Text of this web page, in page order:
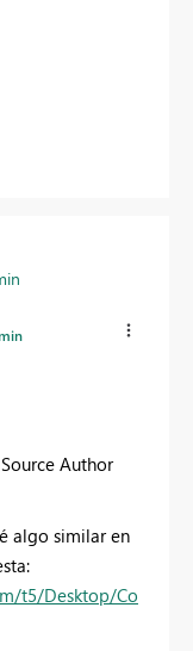
Author
algo similar en
t5/Desktop/Co